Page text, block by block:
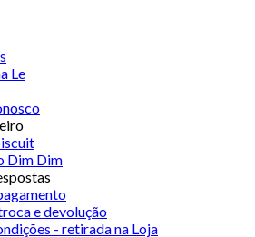
Le
Dim Dim
e devolução
- retirada na Loja